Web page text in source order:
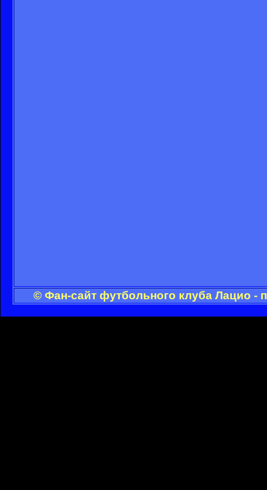
© Фан-сайт футбольного клуба Лацио -